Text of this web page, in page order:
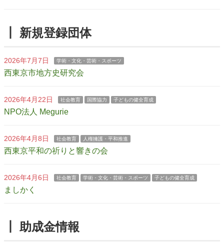
┃ 新規登録団体
2026年7月7日 学術・文化・芸術・スポーツ
西東京市地方史研究会
2026年4月22日 社会教育 国際協力 子どもの健全育成
NPO法人 Megurie
2026年4月8日 社会教育 人権擁護・平和推進
西東京平和の祈りと響きの会
2026年4月6日 社会教育 学術・文化・芸術・スポーツ 子どもの健全育成
ましかく
┃ 助成金情報